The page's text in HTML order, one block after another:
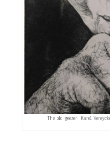
The old geezer, Karel